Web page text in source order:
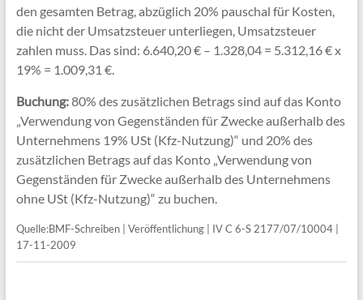
den gesamten Betrag, abzüglich 20% pauschal für Kosten,
die nicht der Umsatzsteuer unterliegen, Umsatzsteuer
zahlen muss. Das sind: 6.640,20 € – 1.328,04 = 5.312,16 € x
19% = 1.009,31 €.
Buchung:80% des zusätzlichen Betrags sind auf das Konto
„Verwendung von Gegenständen für Zwecke außerhalb des
Unternehmens 19% USt (Kfz-Nutzung)“ und 20% des
zusätzlichen Betrags auf das Konto „Verwendung von
Gegenständen für Zwecke außerhalb des Unternehmens
ohne USt (Kfz-Nutzung)“ zu buchen.
Quelle:BMF-Schreiben | Veröffentlichung | IV C 6-S 2177/07/10004 |
17-11-2009